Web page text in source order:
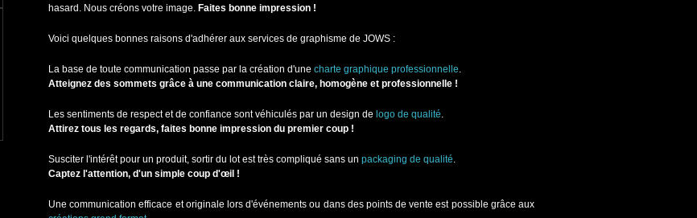
hasard. Nous créons votre image. Faites bonne impression !
Voici quelques bonnes raisons d'adhérer aux services de graphisme de JOWS :
La base de toute communication passe par la création d'une charte graphique professionnelle.
Atteignez des sommets grâce à une communication claire, homogène et professionnelle !
Les sentiments de respect et de confiance sont véhiculés par un design de logo de qualité.
Attirez tous les regards, faites bonne impression du premier coup !
Susciter l'intérêt pour un produit, sortir du lot est très compliqué sans un packaging de qualité.
Captez l'attention, d'un simple coup d'œil !
Une communication efficace et originale lors d'événements ou dans des points de vente est possible grâce aux